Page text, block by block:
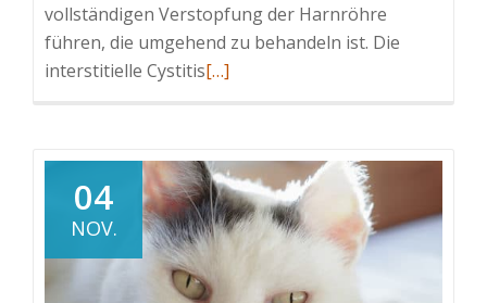
vollständigen Verstopfung der Harnröhre
führen, die umgehend zu behandeln ist. Die
interstitielle CystitisRead
Katze
Blasenentzündung
[…]
04
NOV.